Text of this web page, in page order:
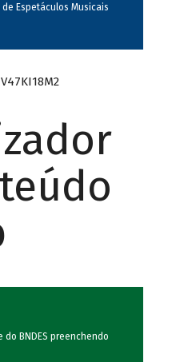
Espetáculos Musicais
BNDES preenchendo